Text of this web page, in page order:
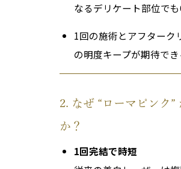
なるデリケート部位でも
1回の施術とアフターク
の明度キープが期待でき
2. なぜ “ローマピンク”
か？
1回完結で時短